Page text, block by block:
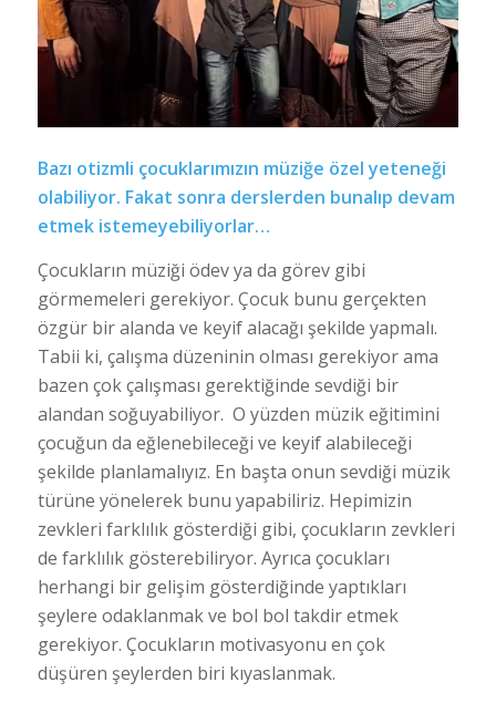
Bazı otizmli çocuklarımızın müziğe özel yeteneği
olabiliyor. Fakat sonra derslerden bunalıp devam
etmek istemeyebiliyorlar…
Çocukların müziği ödev ya da görev gibi
görmemeleri gerekiyor. Çocuk bunu gerçekten
özgür bir alanda ve keyif alacağı şekilde yapmalı.
Tabii ki, çalışma düzeninin olması gerekiyor ama
bazen çok çalışması gerektiğinde sevdiği bir
alandan soğuyabiliyor. O yüzden müzik eğitimini
çocuğun da eğlenebileceği ve keyif alabileceği
şekilde planlamalıyız. En başta onun sevdiği müzik
türüne yönelerek bunu yapabiliriz. Hepimizin
zevkleri farklılık gösterdiği gibi, çocukların zevkleri
de farklılık gösterebiliryor. Ayrıca çocukları
herhangi bir gelişim gösterdiğinde yaptıkları
şeylere odaklanmak ve bol bol takdir etmek
gerekiyor. Çocukların motivasyonu en çok
düşüren şeylerden biri kıyaslanmak.